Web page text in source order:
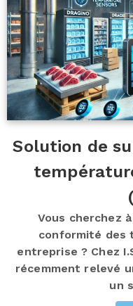
Solution de
Vous cherchez
conformité des
entreprise ? Chez
récemment relevé
un